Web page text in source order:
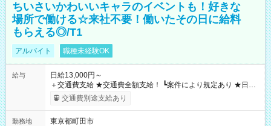
ちいさいかわいいキャラのイベントも！好きな
場所で働ける☆来社不要！働いたその日に給料
もらえる◎/T1
アルバイト 職種未経験OK
給与
日給13,000円～
＋交通費支給 ★交通費全額支給！ ┗案件により規定あり ★日払
いOK！（規定あり） ┗働いたその日に現金GET♪ お仕事後はコ
ンビニATMから 日払い分を引き落とせます！ 【試用期間】試
交通費別途支給あり
勤務地
東京都町田市